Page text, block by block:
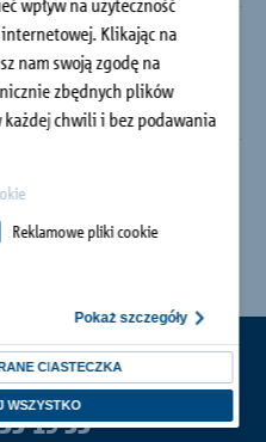
wpływ na użyteczność
Klikając na
nam swoją zgodę na
zbędnych plików
każdej chwili i bez podawania
Reklamowe pliki cookie
Pokaż szczegóły
CIASTECZKA
WSZYSTKO
webinaria.
terminie.
19 33